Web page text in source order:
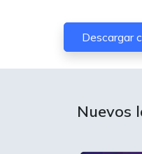
Descargar
Nuevos